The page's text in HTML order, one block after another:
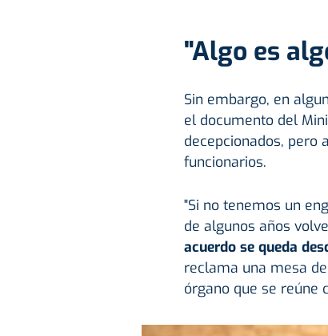
"Algo es
Sin embargo, en
el documento del
decepcionados, pero
funcionarios.
"Si no tenemos un
de algunos años
acuerdo se queda
reclama una mesa
órgano que se reúne